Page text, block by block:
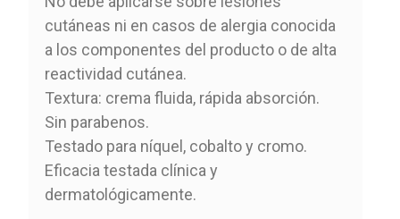
cutáneas ni en casos de alergia conocida
a los componentes del producto o de alta
reactividad cutánea.
Textura: crema fluida, rápida absorción.
Sin parabenos.
Testado para níquel, cobalto y cromo.
Eficacia testada clínica y
dermatológicamente.